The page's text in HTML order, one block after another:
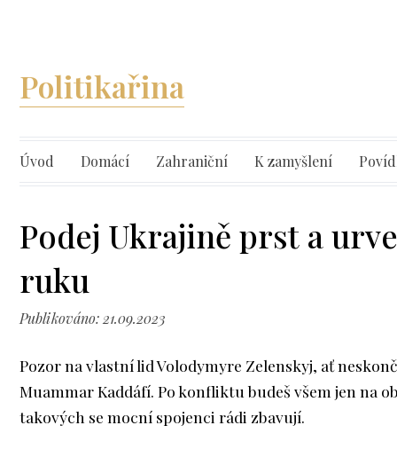
Politikařina
Úvod Domácí Zahraniční K zamyšlení
Podej Ukrajině prst a
ruku
Publikováno: 21.09.2023
Pozor na vlastní lid Volodymyre Zelenskyj, ať
Muammar Kaddáfí. Po konfliktu budeš všem jen na
takových se mocní spojenci rádi zbavují.